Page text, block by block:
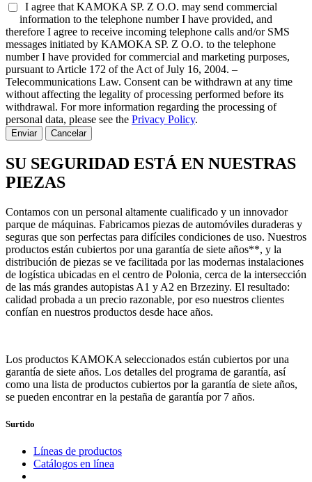
I agree that KAMOKA SP. Z O.O. may send commercial
information to the telephone number I have provided, and
therefore I agree to receive incoming telephone calls and/or SMS
messages initiated by KAMOKA SP. Z O.O. to the telephone
number I have provided for commercial and marketing purposes,
pursuant to Article 172 of the Act of July 16, 2004. –
Telecommunications Law. Consent can be withdrawn at any time
without affecting the legality of processing performed before its
withdrawal. For more information regarding the processing of
personal data, please see the Privacy Policy.
Enviar Cancelar
SU SEGURIDAD ESTÁ EN NUESTRAS
PIEZAS
Contamos con un personal altamente cualificado y un innovador
parque de máquinas. Fabricamos piezas de automóviles duraderas y
seguras que son perfectas para difíciles condiciones de uso. Nuestros
productos están cubiertos por una garantía de siete años**, y la
distribución de piezas se ve facilitada por las modernas instalaciones
de logística ubicadas en el centro de Polonia, cerca de la intersección
de las más grandes autopistas A1 y A2 en Brzeziny. El resultado:
calidad probada a un precio razonable, por eso nuestros clientes
confían en nuestros productos desde hace años.
Los productos KAMOKA seleccionados están cubiertos por una
garantía de siete años. Los detalles del programa de garantía, así
como una lista de productos cubiertos por la garantía de siete años,
se pueden encontrar en la pestaña de garantía por 7 años.
Surtido
Líneas de productos
Catálogos en línea